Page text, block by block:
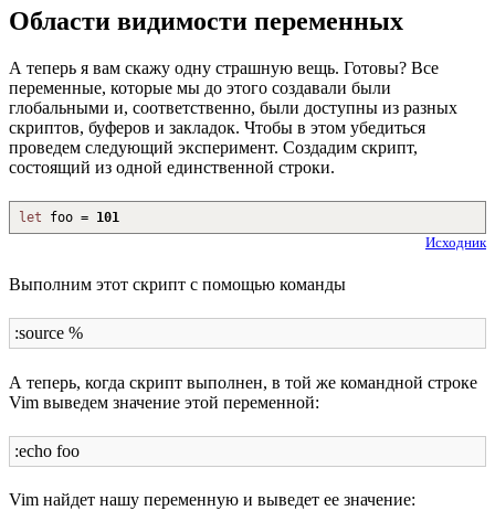
Области видимости переменных
А теперь я вам скажу одну страшную вещь. Готовы? Все
переменные, которые мы до этого создавали были
глобальными и, соответственно, были доступны из разных
скриптов, буферов и закладок. Чтобы в этом убедиться
проведем следующий эксперимент. Создадим скрипт,
состоящий из одной единственной строки.
let foo = 101
Исходник
Выполним этот скрипт с помощью команды
:source %
А теперь, когда скрипт выполнен, в той же командной строке
Vim выведем значение этой переменной:
:echo foo
Vim найдет нашу переменную и выведет ее значение: